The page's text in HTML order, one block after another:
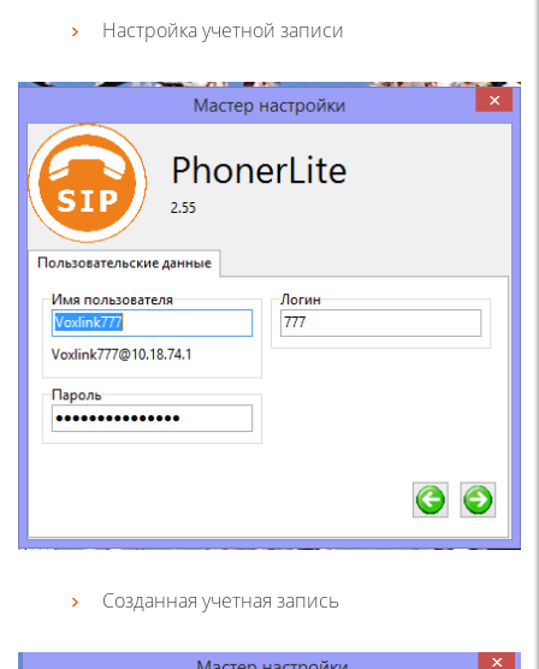
Настройка учетной записи
Созданная учетная запись